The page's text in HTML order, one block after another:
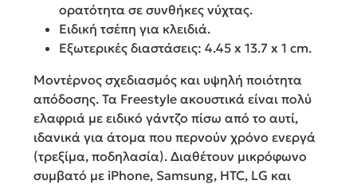
ορατότητα σε συνθήκες νύχτας.
Ειδική τσέπη για κλειδιά.
Εξωτερικές διαστάσεις: 4.45 x 13.7 x 1 cm.
Μοντέρνος σχεδιασμός και υψηλή ποιότητα
απόδοσης. Τα Freestyle ακουστικά είναι πολύ
ελαφριά με ειδικό γάντζο πίσω από το αυτί,
ιδανικά για άτομα που περνούν χρόνο ενεργά
(τρεξίμα, ποδηλασία). Διαθέτουν μικρόφωνο
συμβατό με iPhone, Samsung, HTC, LG και